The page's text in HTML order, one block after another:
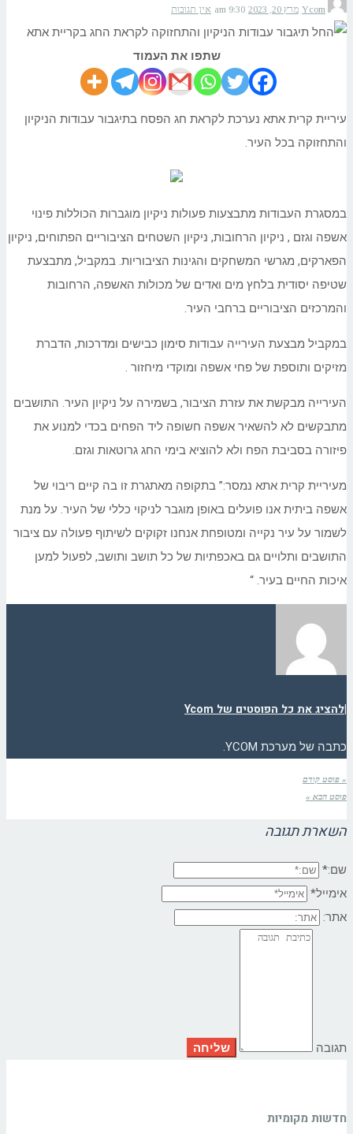
Ycom מרץ 20, 2023 9:30 am אין תגובות
שתפו את העמוד
עיריית קרית אתא נערכת לקראת חג הפסח בתיגבור עבודות הניקיון
והתחזוקה בכל העיר.
במסגרת העבודות מתבצעות פעולות ניקיון מוגברות הכוללות פינוי
אשפה וגזם , ניקיון הרחובות, ניקיון השטחים הציבוריים הפתוחים, ניקיון
הפארקים, מגרשי המשחקים והגינות הציבוריות. במקביל, מתבצעת
שטיפה יסודית בלחץ מים ואדים של מכולות האשפה, הרחובות
והמרכזים הציבוריים ברחבי העיר.
במקביל מבצעת העירייה עבודות סימון כבישים ומדרכות, הדברת
מזיקים ותוספת של פחי אשפה ומוקדי מיחזור .
העירייה מבקשת את עזרת הציבור, בשמירה על ניקיון העיר. התושבים
מתבקשים לא להשאיר אשפה חשופה ליד הפחים בכדי למנוע את
פיזורה בסביבת הפח ולא להוציא בימי החג גרוטאות וגזם.
מעיריית קרית אתא נמסר:” בתקופה מאתגרת זו בה קיים ריבוי של
אשפה ביתית אנו פועלים באופן מוגבר לניקוי כללי של העיר. על מנת
לשמור על עיר נקייה ומטופחת אנחנו זקוקים לשיתוף פעולה עם ציבור
התושבים ותלויים גם באכפתיות של כל תושב ותושב, לפעול למען
איכות החיים בעיר. “
|להציג את כל הפוסטים של Ycom
כתבה של מערכת YCOM.
« פוסט קודם
פוסט הבא »
השארת תגובה
שם:*
אימייל*
אתר:
תגובה
חדשות מקומיות